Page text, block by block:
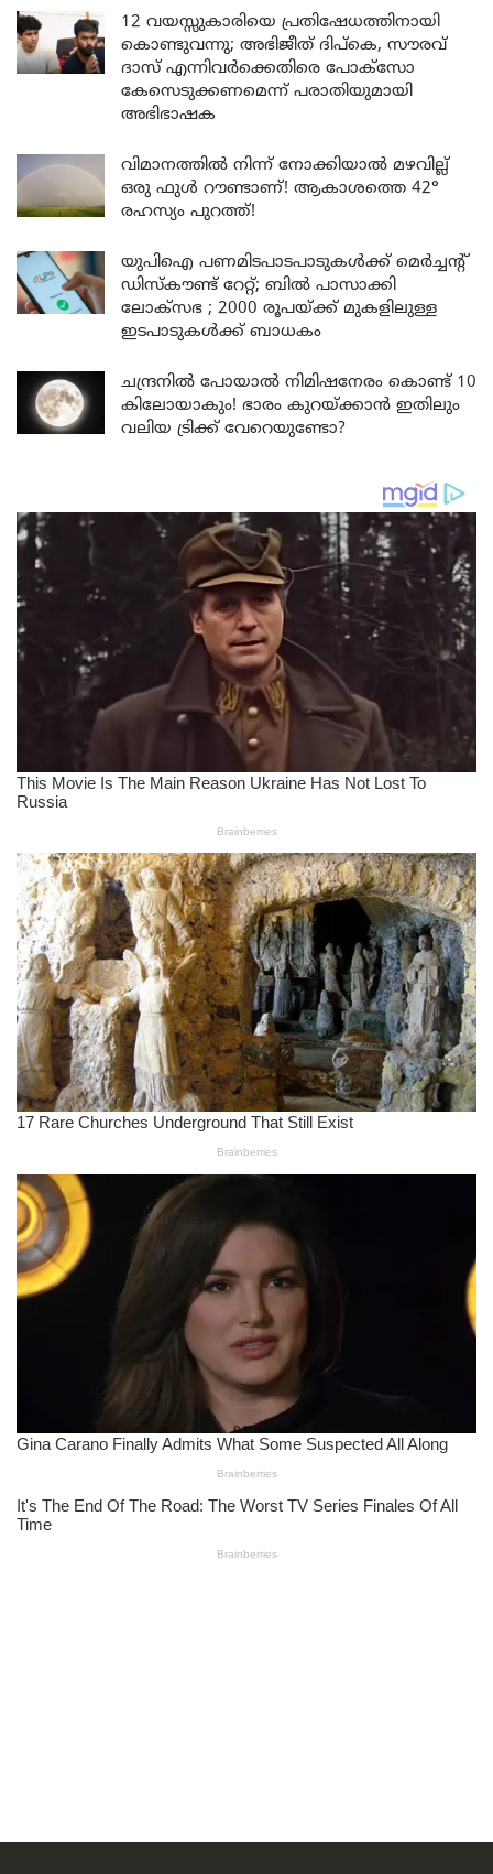
12 വയസ്സുകാരിയെ പ്രതിഷേധത്തിനായി
കൊണ്ടുവന്നു; അഭിജീത് ദിപ്കെ, സൗരവ്
ദാസ് എന്നിവർക്കെതിരെ പോക്സോ
കേസെടുക്കണമെന്ന് പരാതിയുമായി
അഭിഭാഷക
വിമാനത്തിൽ നിന്ന് നോക്കിയാൽ മഴവില്ല്
ഒരു ഫുൾ റൗണ്ടാണ്! ആകാശത്തെ 42°
രഹസ്യം പുറത്ത്!
യുപിഐ പണമിടപാടപാടുകൾക്ക് മെർച്ചന്റ്
ഡിസ്കൗണ്ട് റേറ്റ്; ബിൽ പാസാക്കി
ലോക്സഭ ; 2000 രൂപയ്ക്ക് മുകളിലുള്ള
ഇടപാടുകൾക്ക് ബാധകം
ചന്ദ്രനിൽ പോയാൽ നിമിഷനേരം കൊണ്ട് 10
കിലോയാകും! ഭാരം കുറയ്ക്കാൻ ഇതിലും
വലിയ ട്രിക്ക് വേറെയുണ്ടോ?